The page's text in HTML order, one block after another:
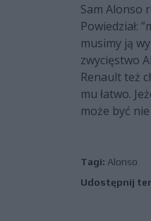
Sam Alonso
Powiedział:
musimy ją
zwycięstwo
Renault też
mu łatwo.
może być
Tagi: Alonso
Udostępnij